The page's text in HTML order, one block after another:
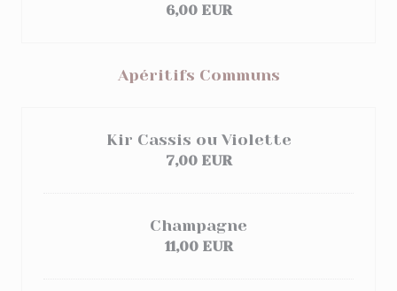
6,00 EUR
Apéritifs Communs
Kir Cassis ou Violette
7,00 EUR
Champagne
11,00 EUR